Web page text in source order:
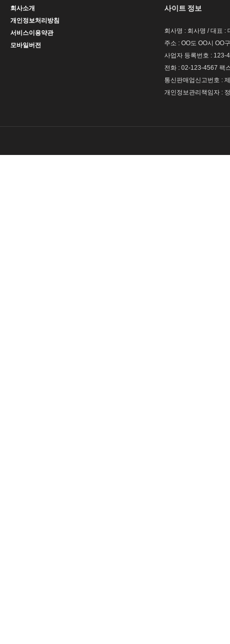
회사소개
개인정보처리방침
서비스이용약관
모바일버전
사이트 정보
회사명 : 회사명 / 대표 :
주소 : OO도 OO시 OO
사업자 등록번호 : 123-
전화 : 02-123-4567 팩
통신판매업신고번호 :
개인정보관리책임자 :